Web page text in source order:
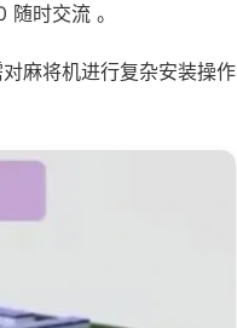
时交流 。
麻将机进行复杂安装操作